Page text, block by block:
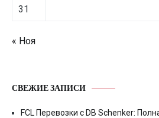
31
« Ноя
СВЕЖИЕ ЗАПИСИ
FCL Перевозки с DB Schenker: